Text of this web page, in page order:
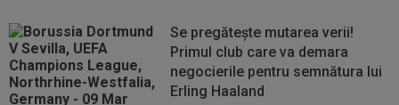
Se pregătește mutarea verii!
Primul club care va demara
negocierile pentru semnătura lui
Erling Haaland